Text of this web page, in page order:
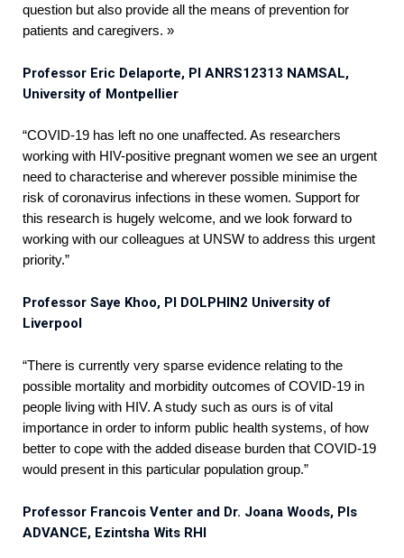
question but also provide all the means of prevention for
patients and caregivers. »
Professor Eric Delaporte, PI ANRS12313 NAMSAL,
University of Montpellier
“COVID-19 has left no one unaffected. As researchers
working with HIV-positive pregnant women we see an urgent
need to characterise and wherever possible minimise the
risk of coronavirus infections in these women. Support for
this research is hugely welcome, and we look forward to
working with our colleagues at UNSW to address this urgent
priority.”
Professor Saye Khoo, PI DOLPHIN2 University of
Liverpool
“There is currently very sparse evidence relating to the
possible mortality and morbidity outcomes of COVID-19 in
people living with HIV. A study such as ours is of vital
importance in order to inform public health systems, of how
better to cope with the added disease burden that COVID-19
would present in this particular population group.”
Professor Francois Venter and Dr. Joana Woods, PIs
ADVANCE, Ezintsha Wits RHI